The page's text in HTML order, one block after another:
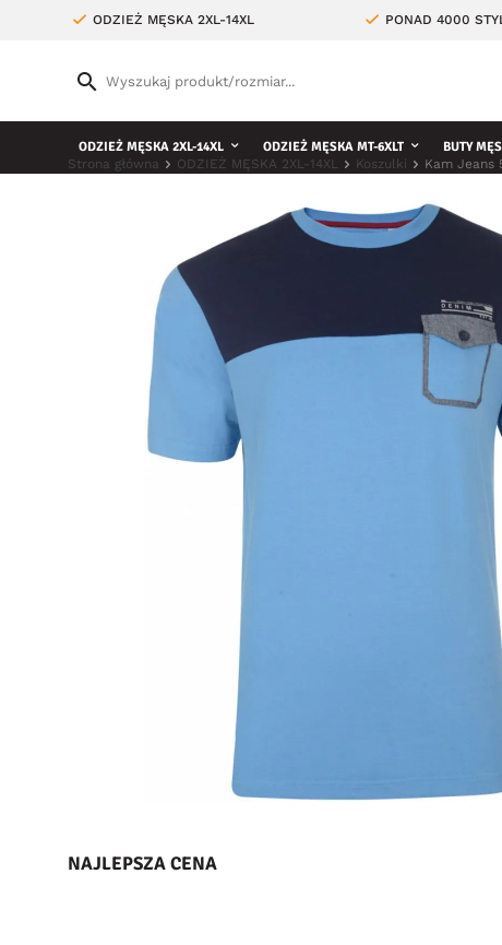
ODZIEŻ MĘSKA 2XL-14XL PONAD 4000
ODZIEŻ MĘSKA 2XL-14XL ODZIEŻ MĘSKA MT-6XLT BUTY
Strona główna ODZIEŻ MĘSKA 2XL-14XL Koszulki Kam Jeans
NAJLEPSZA CENA